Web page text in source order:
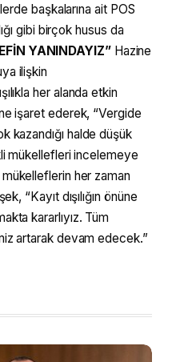
başkalarına ait POS
gibi birçok husus da
YANINDAYIZ”Hazine
ilişkin
her alanda etkin
işaret ederek, “Vergide
halde düşük
mükellefleri incelemeye
her zaman
“Kayıt dışılığın önüne
kararlıyız. Tüm
artarak devam edecek.”